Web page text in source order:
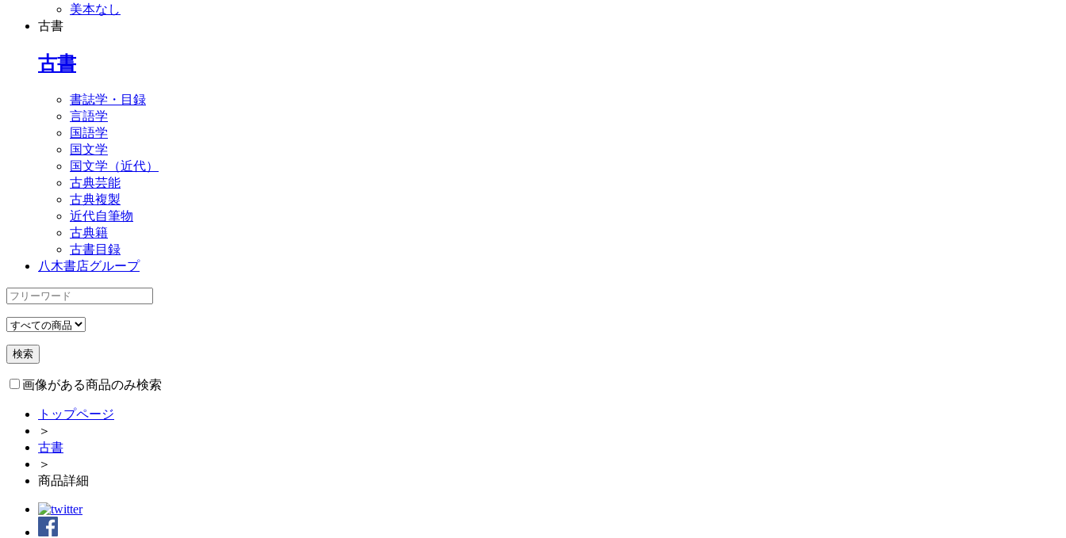
美本なし
古書
古書
書誌学・目録
言語学
国語学
国文学
国文学（近代）
古典芸能
古典複製
近代自筆物
古典籍
古書目録
八木書店グループ
画像がある商品のみ検索
トップページ
＞
古書
＞
商品詳細